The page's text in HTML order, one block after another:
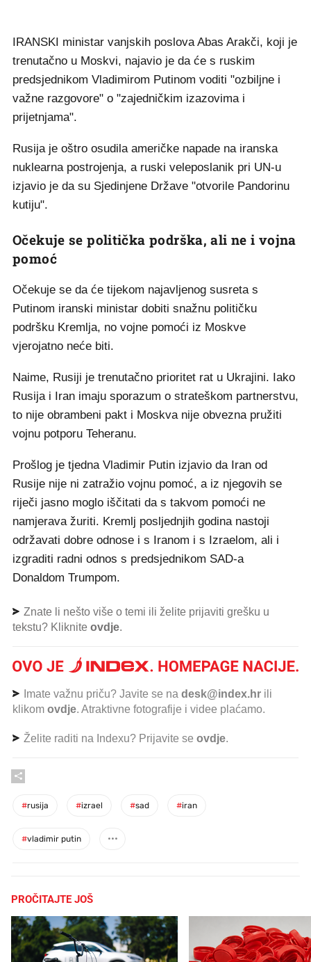
IRANSKI ministar vanjskih poslova Abas Arakči, koji je
trenutačno u Moskvi, najavio je da će s ruskim
predsjednikom Vladimirom Putinom voditi "ozbiljne i
važne razgovore" o "zajedničkim izazovima i
prijetnjama".
Rusija je oštro osudila američke napade na iranska
nuklearna postrojenja, a ruski veleposlanik pri UN-u
izjavio je da su Sjedinjene Države "otvorile Pandorinu
kutiju".
Očekuje se politička podrška, ali ne i vojna
pomoć
Očekuje se da će tijekom najavljenog susreta s
Putinom iranski ministar dobiti snažnu političku
podršku Kremlja, no vojne pomoći iz Moskve
vjerojatno neće biti.
Naime, Rusiji je trenutačno prioritet rat u Ukrajini. Iako
Rusija i Iran imaju sporazum o strateškom partnerstvu,
to nije obrambeni pakt i Moskva nije obvezna pružiti
vojnu potporu Teheranu.
Prošlog je tjedna Vladimir Putin izjavio da Iran od
Rusije nije ni zatražio vojnu pomoć, a iz njegovih se
riječi jasno moglo iščitati da s takvom pomoći ne
namjerava žuriti. Kremlj posljednjih godina nastoji
održavati dobre odnose i s Iranom i s Izraelom, ali i
izgraditi radni odnos s predsjednikom SAD-a
Donaldom Trumpom.
Znate li nešto više o temi ili želite prijaviti grešku u
tekstu? Kliknite ovdje.
Imate važnu priču? Javite se na desk@index.hr ili
klikom ovdje. Atraktivne fotografije i videe plaćamo.
Želite raditi na Indexu? Prijavite se ovdje.
#rusija #izrael #sad #iran
#vladimir putin
PROČITAJTE JOŠ